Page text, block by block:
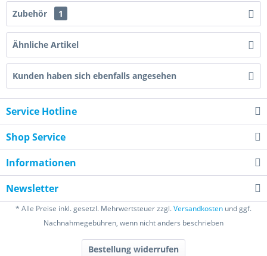
Zubehör 1
Ähnliche Artikel
Kunden haben sich ebenfalls angesehen
Service Hotline
Shop Service
Informationen
Newsletter
* Alle Preise inkl. gesetzl. Mehrwertsteuer zzgl.Versandkosten und ggf.
Nachnahmegebühren, wenn nicht anders beschrieben
Bestellung widerrufen